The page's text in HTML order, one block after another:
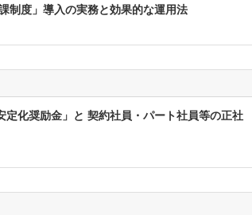
制度」導入の実務と効果的な運用法
化奨励金」と 契約社員・パート社員等の正社